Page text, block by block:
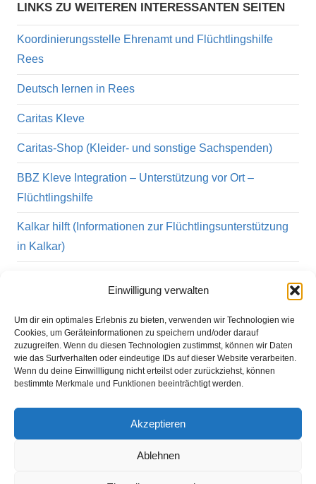
Einwilligung verwalten
Um dir ein optimales Erlebnis zu bieten, verwenden wir Technologien wie
Cookies, um Geräteinformationen zu speichern und/oder darauf
zuzugreifen. Wenn du diesen Technologien zustimmst, können wir Daten
wie das Surfverhalten oder eindeutige IDs auf dieser Website verarbeiten.
Wenn du deine Einwillligung nicht erteilst oder zurückziehst, können
bestimmte Merkmale und Funktionen beeinträchtigt werden.
Akzeptieren
Ablehnen
LINKS ZU WEITEREN INTERESSANTEN SEITEN
Koordinierungsstelle Ehrenamt und Flüchtlingshilfe
Rees
Deutsch lernen in Rees
Caritas Kleve
Caritas-Shop (Kleider- und sonstige Sachspenden)
BBZ Kleve Integration – Unterstützung vor Ort –
Flüchtlingshilfe
Kalkar hilft (Informationen zur Flüchtlingsunterstützung
in Kalkar)
Flüchtlinge im Psycho-Sozialen Zentrum Niederrhein
Caritas – Engagement für Flüchtlinge
ProAsyl